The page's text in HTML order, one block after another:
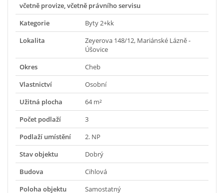
včetně provize, včetně právního servisu
Kategorie
Byty 2+kk
Lokalita
Zeyerova 148/12, Mariánské Lázně -
Úšovice
Okres
Cheb
Vlastnictví
Osobní
Užitná plocha
64 m²
Počet podlaží
3
Podlaží umístění
2. NP
Stav objektu
Dobrý
Budova
Cihlová
Poloha objektu
Samostatný